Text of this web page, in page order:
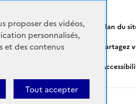
Plan du
proposer des vidéos,
personnalisés,
et des contenus
Tout accepter